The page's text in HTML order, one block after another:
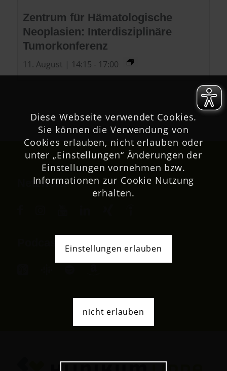
Zentrum für Hämatologische
Neoplasien: Interdisziplinäre
Tumorkonferenz
11. August | 14:15 - 17:00
Netzwerk
Diese Webseite verwendet Cookies.
Sie können die Verwendung von
Cookies erlauben, nicht erlauben oder
unter „Einstellungen“ Änderungen der
Einstellungen vornehmen bzw.
Informationen zur Cookie Nutzung
erhalten.
Einstellungen erlauben
nicht erlauben